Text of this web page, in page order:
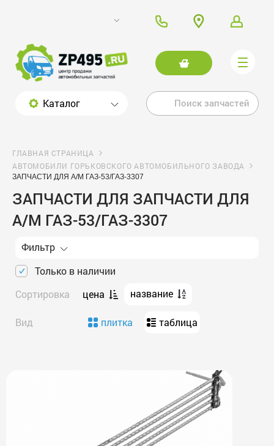
Каталог
ГЛАВНАЯ СТРАНИЦА
АВТОМОБИЛИ ГОРЬКОВСКОГО АВТОМОБИЛЬНОГО ЗАВОДА
ЗАПЧАСТИ ДЛЯ А/М ГАЗ-53/ГАЗ-3307
ЗАПЧАСТИ ДЛЯ ЗАПЧАСТИ ДЛЯ
А/М ГАЗ-53/ГАЗ-3307
Фильтр
Только в наличии
Сортировка
цена название
Вид плитка таблица